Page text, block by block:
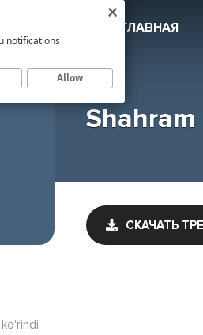
ГЛАВНАЯ
СКАЧАТЬ
notifications
Allow